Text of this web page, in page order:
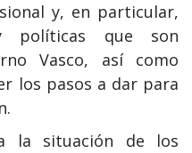
y, en particular,
políticas que son
Vasco, así como
los pasos a dar para
la situación de los